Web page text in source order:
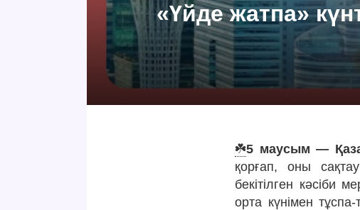
«Үйде жатпа»
☘️5 маусым —
қорғап, оны
бекітілген кәсіби
орта күнімен